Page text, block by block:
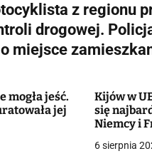
z regionu
drogowej.
miejsce
mogła jeść.
jej
Kijów w
się
Niemcy i
6 sierpnia